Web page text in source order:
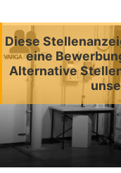
Diese
eine
Alternative